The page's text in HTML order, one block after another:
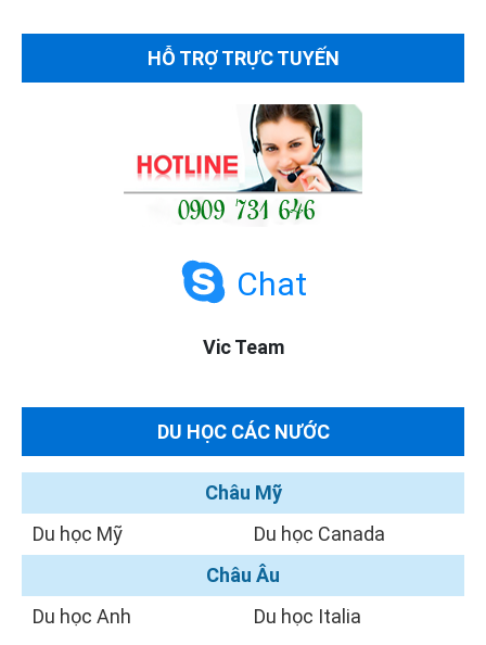
HỖ TRỢ TRỰC TUYẾN
Chat
Vic Team
DU HỌC CÁC NƯỚC
Châu Mỹ
Du học Mỹ
Du học Canada
Châu Âu
Du học Anh
Du học Italia